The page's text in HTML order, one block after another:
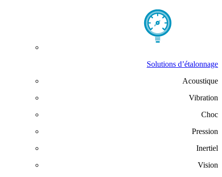
Solutions d’étalonnage
Acoustique
Vibration
Choc
Pression
Inertiel
Vision